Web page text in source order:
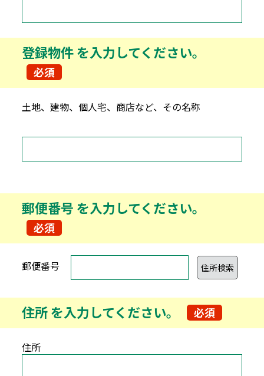
登録物件を入力してください。
必須
土地、建物、個人宅、商店など、その名称
郵便番号 を入力してください。
必須
郵便番号
住所を入力してください。 必須
住所